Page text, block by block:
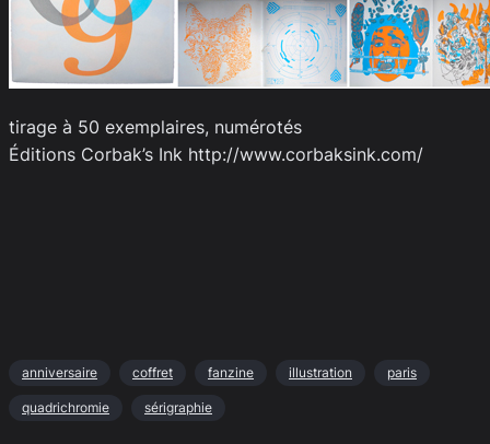
tirage à 50 exemplaires, numérotés
Éditions Corbak’s Ink http://www.corbaksink.com/
anniversaire coffret fanzine illustration paris
quadrichromie sérigraphie